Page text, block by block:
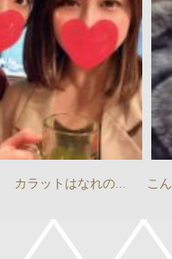
こんばんは！新橋スナッ